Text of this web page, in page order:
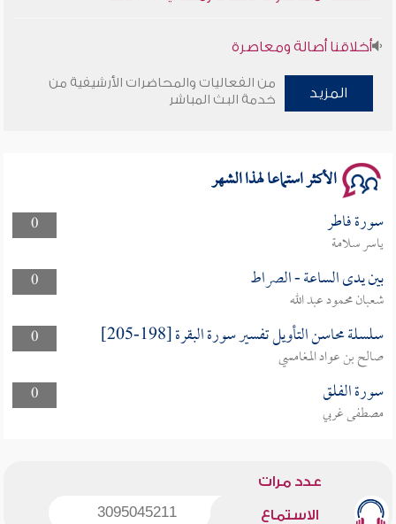
أخلاقنا أصالة ومعاصرة
وأمنهم من خوف 9
المزيد
من الفعاليات والمحاضرات الأرشيفية من
خدمة البث المباشر
الأكثر استماعا لهذا الشهر
0 سورة فاطر
ياسر سلامة
0
بين يدى الساعة - الصراط
شعبان محمود عبد الله
0
سلسلة محاسن التأويل تفسير سورة البقرة [198-205]
صالح بن عواد المغامسي
0
سورة الفلق
مصطفى غربي
عدد مرات
الاستماع 3095045211